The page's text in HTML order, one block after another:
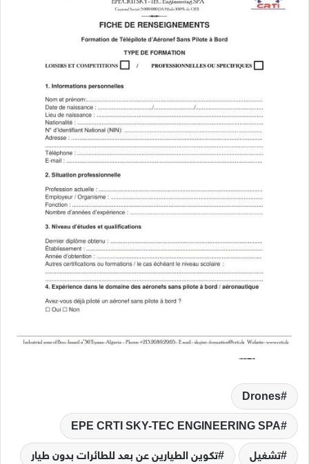
Drones
EPE CRTI SKY-TEC ENGINEERING SPA
تشغيل
تكوين الطيارين عن بعد للطائرات بدون طيار